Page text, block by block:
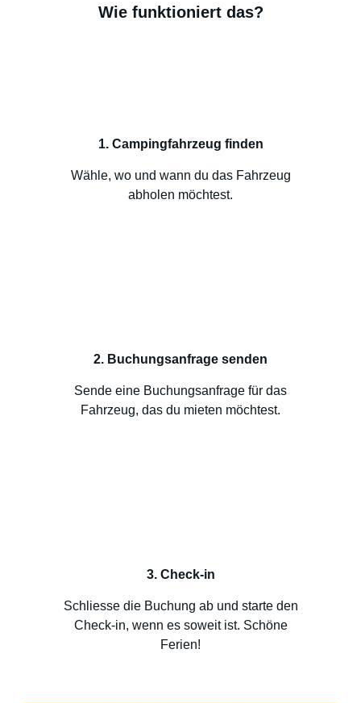
Wie funktioniert das?
1. Campingfahrzeug finden
Wähle, wo und wann du das Fahrzeug
abholen möchtest.
2. Buchungsanfrage senden
Sende eine Buchungsanfrage für das
Fahrzeug, das du mieten möchtest.
3. Check-in
Schliesse die Buchung ab und starte den
Check-in, wenn es soweit ist. Schöne
Ferien!